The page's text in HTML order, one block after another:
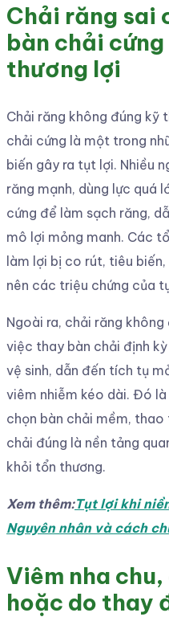
Chải răng sai
bàn chải
thương lợi
Chải răng không đúng kỹ
chải cứng là một trong
biến gây ra tụt lợi. Nhiều
răng mạnh, dùng lực quá
cứng để làm sạch răng,
mô lợi mỏng manh. Các
làm lợi bị co rút, tiêu
nên các triệu chứng của
Ngoài ra, chải răng
việc thay bàn chải định
vệ sinh, dẫn đến tích tụ
viêm nhiễm kéo dài. Đó
chọn bàn chải mềm,
chải đúng là nền tảng
khỏi tổn thương.
Xem thêm:Tụt lợi khi
Nguyên nhân và cách
Viêm nha
hoặc do thay